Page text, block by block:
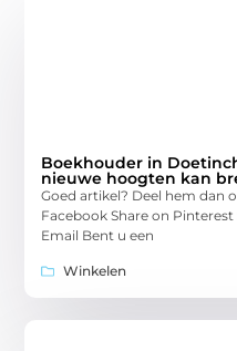
Boekhouder in
nieuwe hoogten kan
Goed artikel? Deel hem dan
Facebook Share on
Email Bent u een
Winkelen